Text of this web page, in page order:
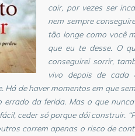
cair, por vezes ser
nem sempre
tão longe como você
que eu te desse. O
conseguirei sorrir,
vivo depois de cada
Há de haver momentos em que
errado da ferida. Mas o que
ceder só porque dói construir.
correm apenas o risco de